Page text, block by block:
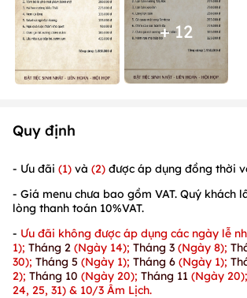
+ 12
Quy định
- Ưu đãi (1) và (2) được áp dụng đồng thời
- Giá menu chưa bao gồm VAT. Quý khách
lòng thanh toán 10%VAT.
- Ưu đãi không được áp dụng các ngày lễ
1); Tháng 2 (Ngày 14); Tháng 3 (Ngày 8);
30); Tháng 5 (Ngày 1); Tháng 6 (Ngày 1);
2); Tháng 10 (Ngày 20); Tháng 11 (Ngày 20);
24, 25, 31) & 10/3 Âm Lịch.